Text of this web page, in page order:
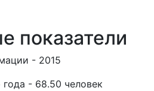
показатели
- 2015
года - 68.50 человек